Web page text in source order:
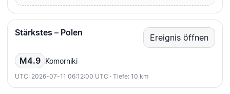
Stärkstes – Polen Ereignis öffnen
M4.9 Komorniki
UTC: 2026-07-11 06:12:00 UTC · Tiefe: 10 km